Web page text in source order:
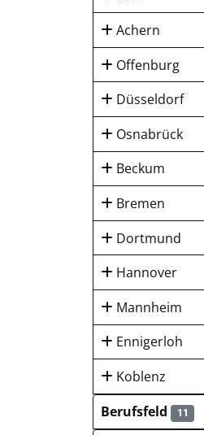
Achern
Offenburg
Düsseldorf
Osnabrück
Beckum
Bremen
Dortmund
Hannover
Mannheim
Ennigerloh
Koblenz
Berufsfeld
11